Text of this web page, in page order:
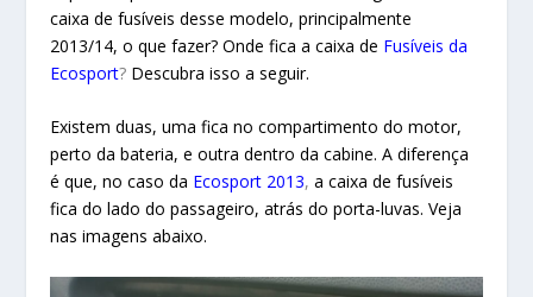
caixa de fusíveis desse modelo, principalmente
2013/14, o que fazer? Onde fica a caixa de Fusíveis da
Ecosport? Descubra isso a seguir.
Existem duas, uma fica no compartimento do motor,
perto da bateria, e outra dentro da cabine. A diferença
é que, no caso da Ecosport 2013,a caixa de fusíveis
fica do lado do passageiro, atrás do porta-luvas. Veja
nas imagens abaixo.